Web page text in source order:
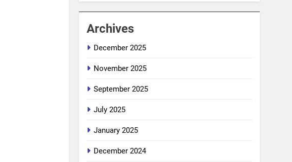
Archives
December 2025
November 2025
September 2025
July 2025
January 2025
December 2024